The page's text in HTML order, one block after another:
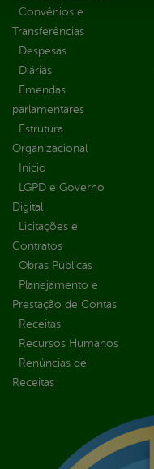
Convênios e
Transferências
Despesas
Diárias
Emendas
parlamentares
Estrutura
Organizacional
Inicio
LGPD e Governo
Digital
Licitações e
Contratos
Obras Públicas
Planejamento e
Prestação de Contas
Receitas
Recursos Humanos
Renúncias de
Receitas